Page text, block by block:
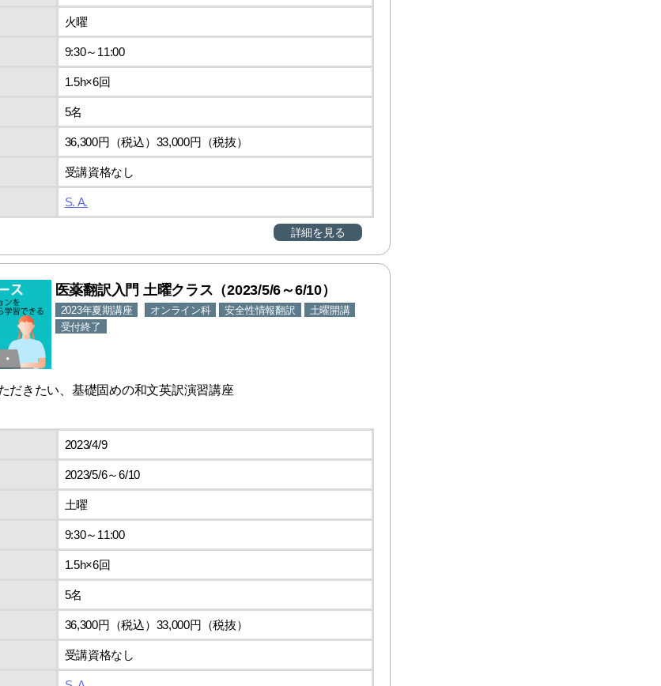
火曜
9:30～11:00
1.5h×6回
5名
36,300円（税込）33,000円（税抜）
受講資格なし
S. A.
詳細を見る
医薬翻訳入門 土曜クラス（2023/5/6～6/10）
2023年夏期講座 オンライン科 安全性情報翻訳
土曜開講
受付終了
だきたい、基礎固めの和文英訳演習講座
2023/4/9
2023/5/6～6/10
土曜
9:30～11:00
1.5h×6回
5名
36,300円（税込）33,000円（税抜）
受講資格なし